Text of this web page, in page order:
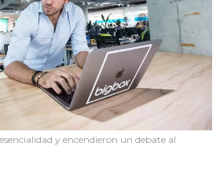
y encendieron un debate al